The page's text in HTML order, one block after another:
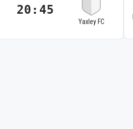
20:45
Yaxley FC